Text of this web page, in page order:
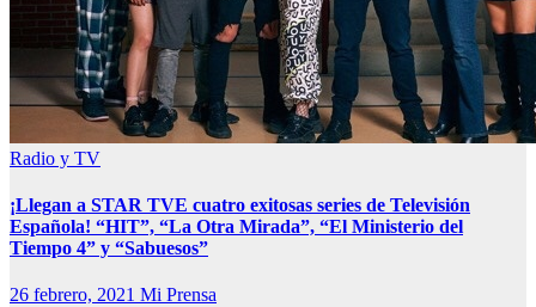
Radio y TV
¡Llegan a STAR TVE cuatro exitosas series de Televisión
Española! “HIT”, “La Otra Mirada”, “El Ministerio del
Tiempo 4” y “Sabuesos”
26 febrero, 2021 Mi Prensa